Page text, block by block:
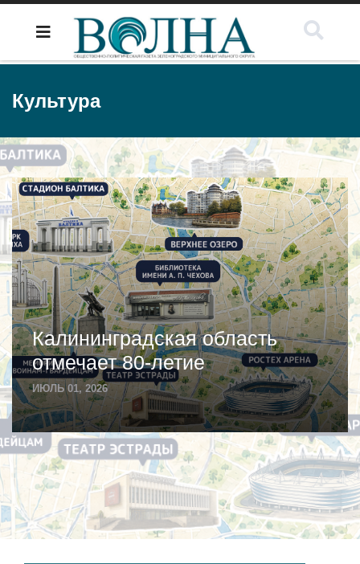
Культура
Калининградская область
отмечает 80-летие
ИЮЛЬ 01, 2026